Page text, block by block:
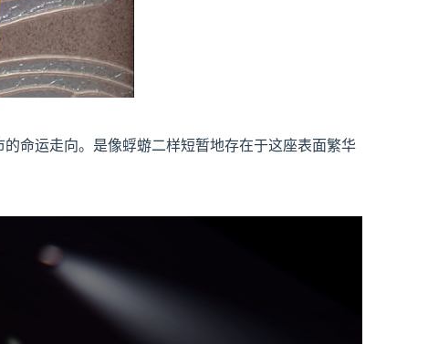
命运走向。是像蜉蝣二样短暂地存在于这座表面繁华